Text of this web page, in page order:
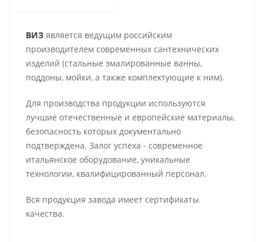
ВИЗ является ведущим российским
производителем современных сантехнических
изделий (стальные эмалированные ванны,
поддоны, мойки, а также комплектующие к ним).
Для производства продукции используются
лучшие отечественные и европейские материалы,
безопасность которых документально
подтверждена. Залог успеха - современное
итальянское оборудование, уникальные
технологии, квалифицированный персонал.
Вся продукция завода имеет сертификаты
качества.